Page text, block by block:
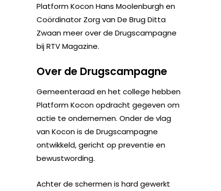
Platform Kocon Hans Moolenburgh en
Coördinator Zorg van De Brug Ditta
Zwaan meer over de Drugscampagne
bij RTV Magazine.
Over de Drugscampagne
Gemeenteraad en het college hebben
Platform Kocon opdracht gegeven om
actie te ondernemen. Onder de vlag
van Kocon is de Drugscampagne
ontwikkeld, gericht op preventie en
bewustwording.
Achter de schermen is hard gewerkt